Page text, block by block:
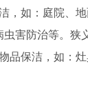
，如：庭院、
害防治等。狭
品保洁，如：